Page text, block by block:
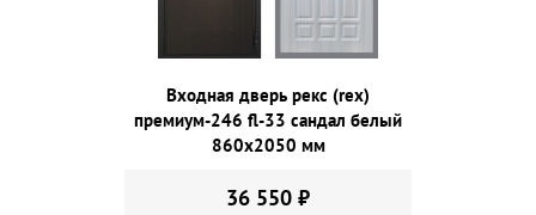
Входная дверь рекс (rex)
премиум-246 fl-33 сандал белый
860х2050 мм
36 550 ₽